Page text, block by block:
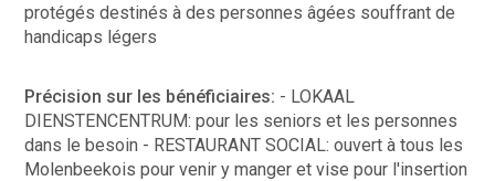
protégés destinés à des personnes âgées souffrant de
handicaps légers
Précision sur les bénéficiaires: - LOKAAL
DIENSTENCENTRUM: pour les seniors et les personnes
dans le besoin - RESTAURANT SOCIAL: ouvert à tous les
Molenbeekois pour venir y manger et vise pour l'insertion